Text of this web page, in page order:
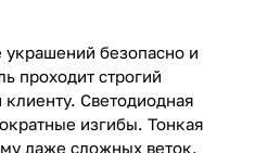
безопасно и
проходит строгий
Светодиодная
изгибы. Тонкая
даже сложных веток.